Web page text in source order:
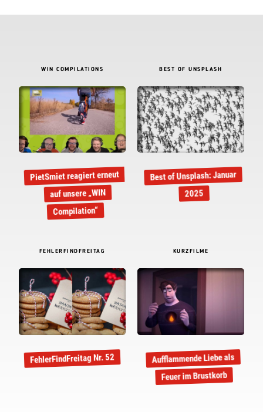
WIN COMPILATIONS
PietSmiet reagiert erneut
auf unsere „WIN
Compilation“
BEST OF UNSPLASH
Best of Unsplash: Januar
2025
FEHLERFINDFREITAG
FehlerFindFreitag Nr. 52
KURZFILME
Aufflammende Liebe als
Feuer im Brustkorb